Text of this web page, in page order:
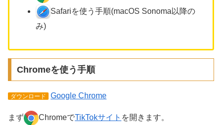
Safariを使う手順(macOS Sonoma以降の
み)
Chromeを使う手順
ダウンロード Google Chrome
まず ChromeでTikTokサイト を開きます。